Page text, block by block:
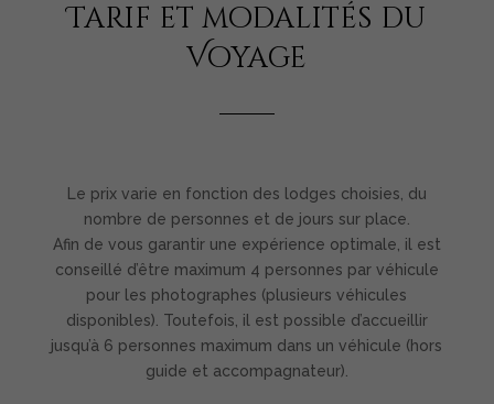
Tarif et modalités du
Voyage
Le prix varie en fonction des lodges choisies, du
nombre de personnes et de jours sur place.
Afin de vous garantir une expérience optimale, il est
conseillé d’être maximum 4 personnes par véhicule
pour les photographes (plusieurs véhicules
disponibles). Toutefois, il est possible d’accueillir
jusqu’à 6 personnes maximum dans un véhicule (hors
guide et accompagnateur).